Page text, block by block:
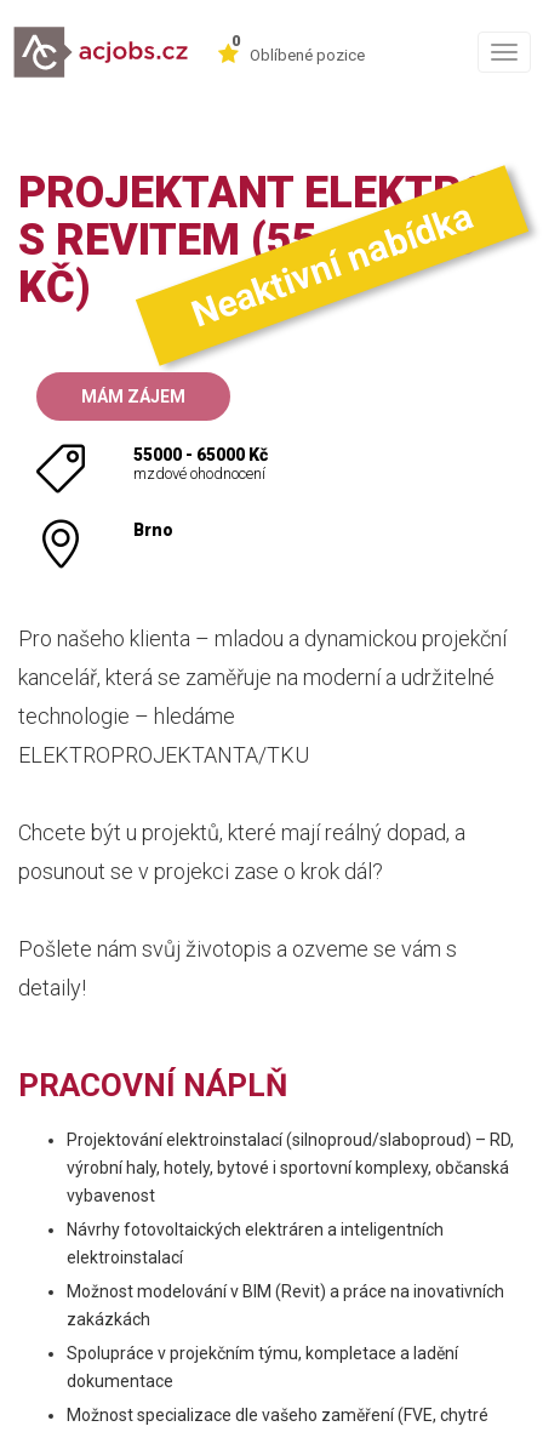
0
Oblíbené pozice
PROJEKTANT ELEKTRO
S REVITEM (55-65.000
KČ)
Neaktivní nabídka
MÁM ZÁJEM
55000 - 65000 Kč
mzdové ohodnocení
Brno
Pro našeho klienta – mladou a dynamickou projekční
kancelář, která se zaměřuje na moderní a udržitelné
technologie – hledáme
ELEKTROPROJEKTANTA/TKU
Chcete být u projektů, které mají reálný dopad, a
posunout se v projekci zase o krok dál?
Pošlete nám svůj životopis a ozveme se vám s
detaily!
PRACOVNÍ NÁPLŇ
Projektování elektroinstalací (silnoproud/slaboproud) – RD,
výrobní haly, hotely, bytové i sportovní komplexy, občanská
vybavenost
Návrhy fotovoltaických elektráren a inteligentních
elektroinstalací
Možnost modelování v BIM (Revit) a práce na inovativních
zakázkách
Spolupráce v projekčním týmu, kompletace a ladění
dokumentace
Možnost specializace dle vašeho zaměření (FVE, chytré